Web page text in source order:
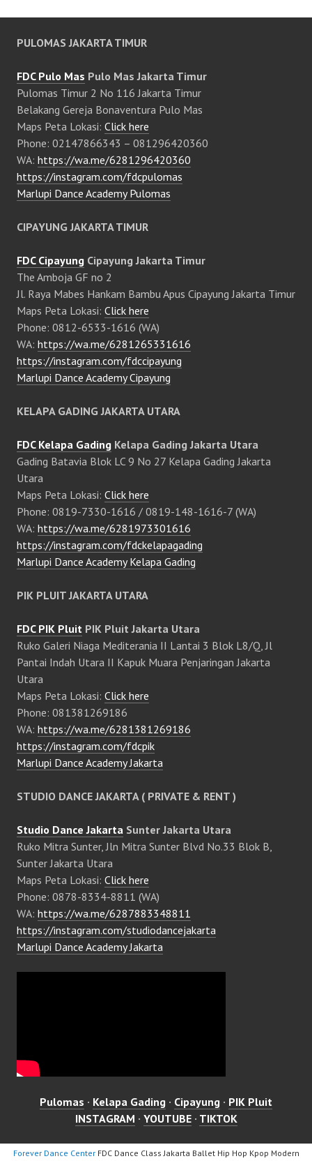
PULOMAS JAKARTA TIMUR
FDC Pulo Mas Pulo Mas Jakarta Timur
Pulomas Timur 2 No 116 Jakarta Timur
Belakang Gereja Bonaventura Pulo Mas
Maps Peta Lokasi: Click here
Phone: 02147866343 – 081296420360
WA: https://wa.me/6281296420360
https://instagram.com/fdcpulomas
Marlupi Dance Academy Pulomas
CIPAYUNG JAKARTA TIMUR
FDC Cipayung Cipayung Jakarta Timur
The Amboja GF no 2
Jl. Raya Mabes Hankam Bambu Apus Cipayung Jakarta Timur
Maps Peta Lokasi: Click here
Phone: 0812-6533-1616 (WA)
WA: https://wa.me/6281265331616
https://instagram.com/fdccipayung
Marlupi Dance Academy Cipayung
KELAPA GADING JAKARTA UTARA
FDC Kelapa Gading Kelapa Gading Jakarta Utara
Gading Batavia Blok LC 9 No 27 Kelapa Gading Jakarta
Utara
Maps Peta Lokasi: Click here
Phone: 0819-7330-1616 / 0819-148-1616-7 (WA)
WA: https://wa.me/6281973301616
https://instagram.com/fdckelapagading
Marlupi Dance Academy Kelapa Gading
PIK PLUIT JAKARTA UTARA
FDC PIK Pluit PIK Pluit Jakarta Utara
Ruko Galeri Niaga Mediterania II Lantai 3 Blok L8/Q, Jl
Pantai Indah Utara II Kapuk Muara Penjaringan Jakarta
Utara
Maps Peta Lokasi: Click here
Phone: 081381269186
WA: https://wa.me/6281381269186
https://instagram.com/fdcpik
Marlupi Dance Academy Jakarta
STUDIO DANCE JAKARTA ( PRIVATE & RENT )
Studio Dance Jakarta Sunter Jakarta Utara
Ruko Mitra Sunter, Jln Mitra Sunter Blvd No.33 Blok B,
Sunter Jakarta Utara
Maps Peta Lokasi: Click here
Phone: 0878-8334-8811 (WA)
WA: https://wa.me/6287883348811
https://instagram.com/studiodancejakarta
Marlupi Dance Academy Jakarta
Pulomas · Kelapa Gading · Cipayung · PIK Pluit
INSTAGRAM · YOUTUBE· TIKTOK
Forever Dance CenterFDC Dance Class Jakarta Ballet Hip Hop Kpop Modern